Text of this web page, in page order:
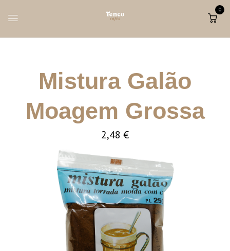
0
Mistura Galão
Moagem Grossa
2,48 €